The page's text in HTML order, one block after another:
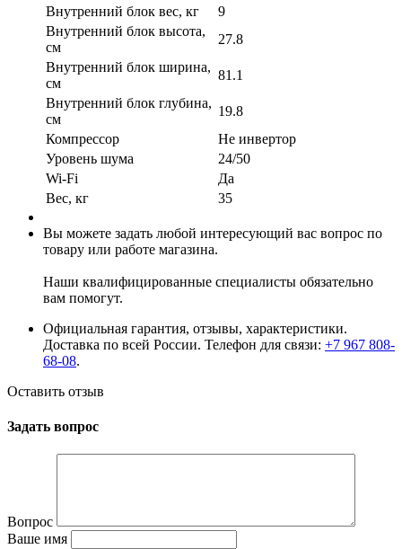
Внутренний блок вес, кг
9
Внутренний блок высота,
см
27.8
Внутренний блок ширина,
см
81.1
Внутренний блок глубина,
см
19.8
Компрессор
Не инвертор
Уровень шума
24/50
Wi-Fi
Да
Вес, кг
35
Вы можете задать любой интересующий вас вопрос по
товару или работе магазина.
Наши квалифицированные специалисты обязательно
вам помогут.
Официальная гарантия, отзывы, характеристики.
Доставка по всей России. Телефон для связи: +7 967 808-
68-08.
Оставить отзыв
Задать вопрос
Вопрос
Ваше имя